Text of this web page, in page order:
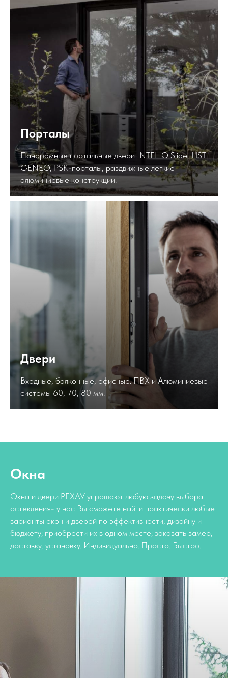
Порталы
Панорамные портальные двери INTELIO Slide, HST
GENEO, PSK-порталы, раздвижные легкие
алюминиевые конструкции.
Двери
Входные, балконные, офисные. ПВХ и Алюминиевые
системы 60, 70, 80 мм.
Окна
Окна и двери РЕХАУ упрощают любую задачу выбора
остекления- у нас Вы сможете найти практически любые
варианты окон и дверей по эффективности, дизайну и
бюджету; приобрести их в одном месте; заказать замер,
доставку, установку. Индивидуально. Просто. Быстро.